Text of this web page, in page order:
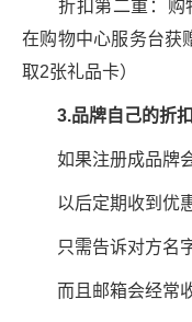
折扣第二重：购
在购物中心服务台获
取2张礼品卡）
3.品牌自己的折扣
如果注册成品牌会
以后定期收到优
只需告诉对方名字
而且邮箱会经常收